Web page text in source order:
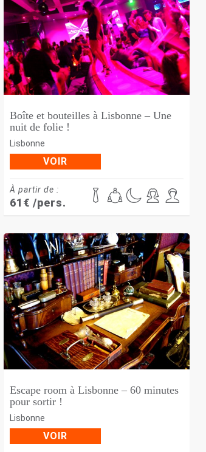
Boîte et bouteilles à Lisbonne – Une
nuit de folie !
Lisbonne
VOIR
À partir de :
61 € /pers.
Escape room à Lisbonne – 60 minutes
pour sortir !
Lisbonne
VOIR